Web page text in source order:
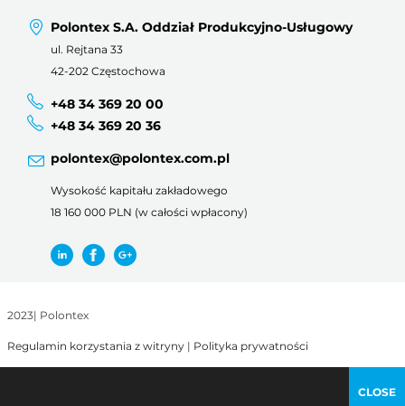
CLOSE
Polontex S.A. Oddział Produkcyjno-Usługowy
ul. Rejtana 33
42-202 Częstochowa
+48 34 369 20 00
+48 34 369 20 36
polontex@polontex.com.pl
Wysokość kapitału zakładowego
18 160 000 PLN (w całości wpłacony)
2023| Polontex
Regulamin korzystania z witryny | Polityka prywatności